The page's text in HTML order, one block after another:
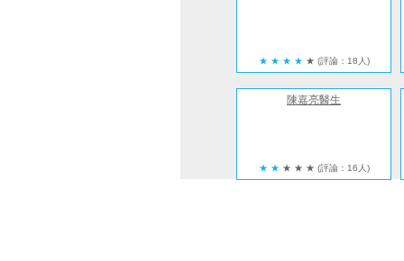
★ ★ ★ ★ ★ (評論：18人)
陳嘉亮醫生
★ ★ ★ ★ ★ (評論：16人)